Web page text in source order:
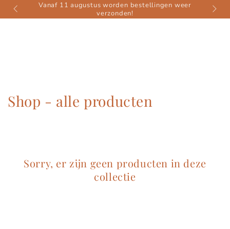
GA NAAR
CONTENT
Vanaf 11 augustus worden bestellingen weer
verzonden!
Collectie:
Shop - alle producten
Sorry, er zijn geen producten in deze
collectie